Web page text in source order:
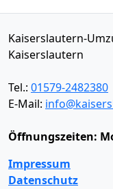
Kaiserslautern-
Kaiserslautern
Tel.: 01579-2482380
E-Mail:
Öffnungszeiten:
Impressum
Datenschutz